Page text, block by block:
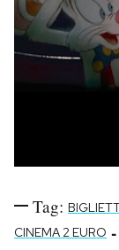
Tag:
CINEMA 2 EURO -